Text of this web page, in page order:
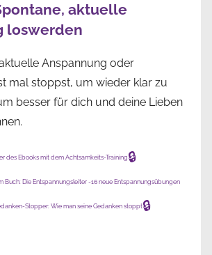
aktuelle
loswerden
Anspannung oder
mal stoppst, um wieder klar zu
besser für dich und deine Lieben
🔒
🔒